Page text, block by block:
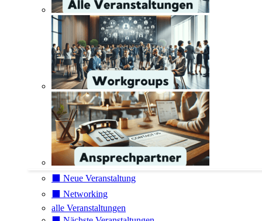
⬛️ Neue Veranstaltung
⬛️ Networking
alle Veranstaltungen